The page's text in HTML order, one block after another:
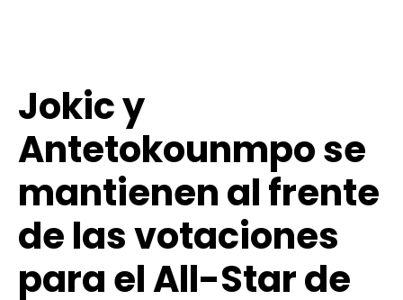
Jokic y
Antetokounmpo se
mantienen al frente
de las votaciones
para el All-Star de